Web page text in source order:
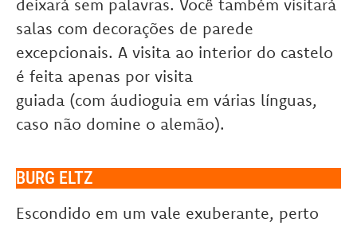
deixará sem palavras. Você também visitará
salas com decorações de parede
excepcionais. A visita ao interior do castelo
é feita apenas por visita
guiada (com áudioguia em várias línguas,
caso não domine o alemão).
BURG ELTZ
Escondido em um vale exuberante, perto